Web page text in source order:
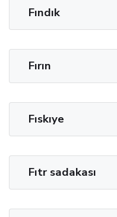
Fındık
Fırın
Fıskıye
Fıtr sadakası